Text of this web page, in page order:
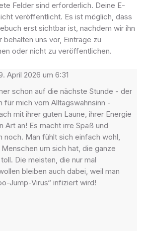
Felder sind erforderlich. Deine E-
veröffentlicht. Es ist möglich, dass
erst sichtbar ist, nachdem wir ihn
uns vor, Einträge zu
oder nicht zu veröffentlichen.
April 2026 um 6:31
schon auf die nächste Stunde - der
für mich vom Alltagswahnsinn -
mit ihrer guten Laune, ihrer Energie
Art an! Es macht irre Spaß und
noch. Man fühlt sich einfach wohl,
um sich hat, die ganze
Die meisten, die nur mal
bleiben auch dabei, weil man
Jump-Virus“ infiziert wird!